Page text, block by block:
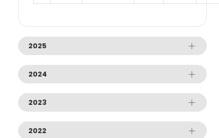
2025
2024
2023
2022